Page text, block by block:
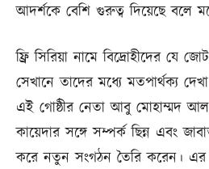
আদর্শকে বেশি গুরুত্ব দিয়েছে বলে
ফ্রি সিরিয়া নামে বিদ্রোহীদের যে
সেখানে তাদের মধ্যে মতপার্থক্য
এই গোষ্ঠীর নেতা আবু মোহাম্মদ
কায়েদার সঙ্গে সম্পর্ক ছিন্ন এবং
করে নতুন সংগঠন তৈরি করেন। এর